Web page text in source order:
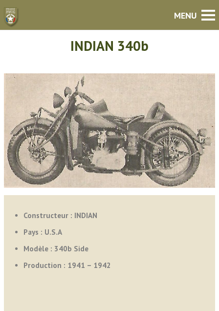
INDIAN 340b
Constructeur : INDIAN
Pays : U.S.A
Modèle : 340b Side
Production : 1941 – 1942